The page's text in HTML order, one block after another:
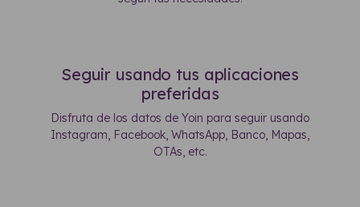
Seguir usando tus aplicaciones
preferidas
Disfruta de los datos de Yoin para seguir usando
Instagram, Facebook, WhatsApp, Banco, Mapas,
OTAs, etc.